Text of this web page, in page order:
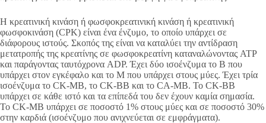
Η κρεατινική κινάση ή φωσφοκρεατινική κινάση ή κρεατινική
φωσφοκινάση (CPK) είναι ένα ένζυμο, το οποίο υπάρχει σε
διάφορους ιστούς. Σκοπός της είναι να καταλύει την αντίδραση
μετατροπής της κρεατίνης σε φωσφοκρεατίνη καταναλώνοντας ATP
και παράγοντας ταυτόχρονα ADP. Έχει δύο ισοένζυμα το Β που
υπάρχει στον εγκέφαλο και το Μ που υπάρχει στους μύες. Έχει τρία
ισοένζυμα το CK-MB, το CK-BB και το CA-MB. Το CK-BB
υπάρχει σε κάθε ιστό και τα επίπεδά του δεν έχουν καμία σημασία.
Το CK-MB υπάρχει σε ποσοστό 1% στους μύες και σε ποσοστό 30%
στην καρδιά (ισοένζυμο που ανιχνεύεται σε εμφράγματα).